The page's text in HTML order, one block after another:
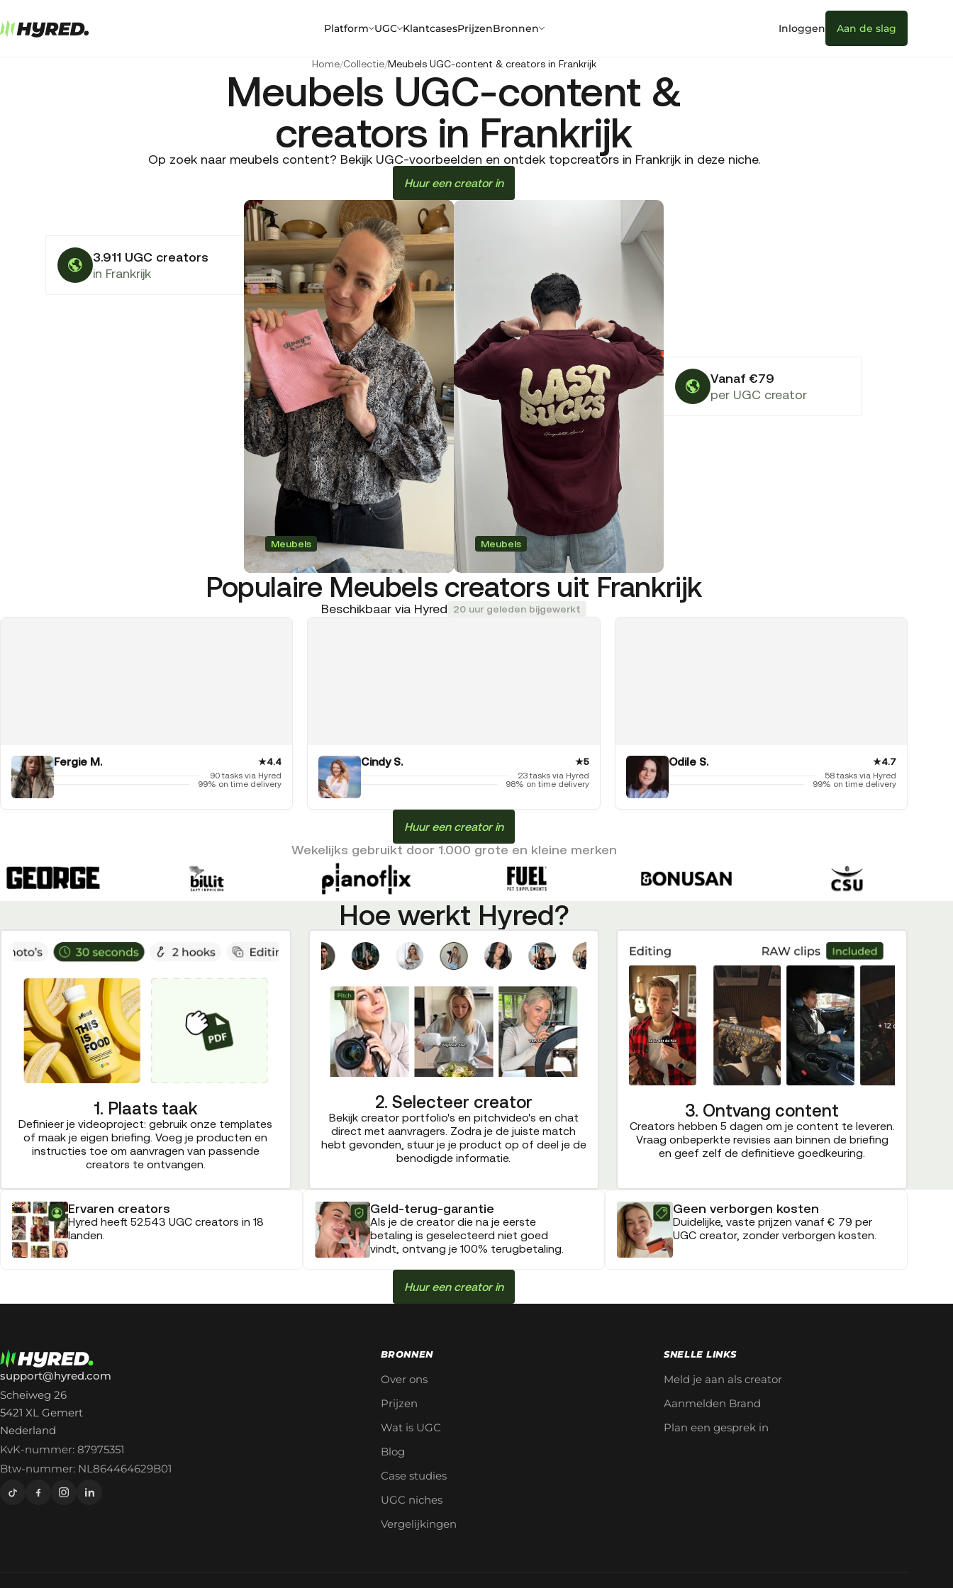
Platform UGC KlantcasesPrijzenBronnen Inloggen Aan de slag
Home/Collectie/Meubels UGC-content & creators in Frankrijk
Meubels UGC-content &
creators in Frankrijk
Op zoek naar meubels content? Bekijk UGC-voorbeelden en ontdek topcreators in Frankrijk in deze niche.
Huur een creator in
3.911 UGC creators
in Frankrijk
Meubels Meubels
Vanaf €79
per UGC creator
Populaire Meubels creators uit Frankrijk
Beschikbaar via Hyred 20 uur geleden bijgewerkt
Fergie M. ★4.4
90 tasks via Hyred
99% on time delivery
Cindy S. ★5
23 tasks via Hyred
98% on time delivery
Odile S. ★4.7
58 tasks via Hyred
99% on time delivery
Huur een creator in
Wekelijks gebruikt door 1.000 grote en kleine merken
Hoe werkt Hyred?
1. Plaats taak
Definieer je videoproject: gebruik onze templates
of maak je eigen briefing. Voeg je producten en
instructies toe om aanvragen van passende
creators te ontvangen.
2. Selecteer creator
Bekijk creator portfolio's en pitchvideo's en chat
direct met aanvragers. Zodra je de juiste match
hebt gevonden, stuur je je product op of deel je de
benodigde informatie.
3. Ontvang content
Creators hebben 5 dagen om je content te leveren.
Vraag onbeperkte revisies aan binnen de briefing
en geef zelf de definitieve goedkeuring.
Ervaren creators
Hyred heeft 52.543 UGC creators in 18
landen.
Geld-terug-garantie
Als je de creator die na je eerste
betaling is geselecteerd niet goed
vindt, ontvang je 100% terugbetaling.
Geen verborgen kosten
Duidelijke, vaste prijzen vanaf € 79 per
UGC creator, zonder verborgen kosten.
Huur een creator in
support@hyred.com
Scheiweg 26
5421 XL Gemert
Nederland
KvK-nummer: 87975351
Btw-nummer: NL864464629B01
BRONNEN
Over ons
Prijzen
Wat is UGC
Blog
Case studies
UGC niches
Vergelijkingen
SNELLE LINKS
Meld je aan als creator
Aanmelden Brand
Plan een gesprek in